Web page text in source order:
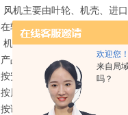
欢迎您！
来自局
吗？
风机主要由叶轮、机壳、进
在轮毂上，经动平衡校验，超
机壳采用圆筒形，与消音功
产品分类
按安装方式分：卧式和屋顶式
按风量风压分：常压型有Ⅰ型
按调速方式分：单速、双速